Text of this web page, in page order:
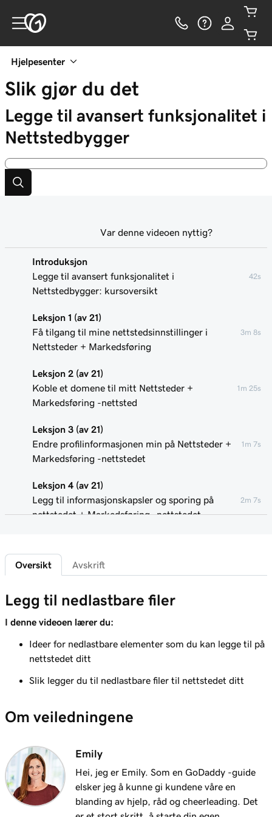
Hjelpesenter
Slik gjør du det
Legge til avansert funksjonalitet i
Nettstedbygger
Introduksjon
Legge til avansert funksjonalitet i
Nettstedbygger: kursoversikt
42s
Leksjon 1 (av 21)
Få tilgang til mine nettstedsinnstillinger i
Nettsteder + Markedsføring
3m 8s
Leksjon 2 (av 21)
Koble et domene til mitt Nettsteder +
Markedsføring -nettsted
1m 25s
Leksjon 3 (av 21)
Endre profilinformasjonen min på Nettsteder +
Markedsføring -nettstedet
1m 7s
Leksjon 4 (av 21)
Legg til informasjonskapsler og sporing på
nettstedet + Markedsføring -nettstedet
2m 7s
Legg til en personvernerklæring
Legg til et favicon på Nettsteder +
Markedsføring -nettstedet mitt
Leksjon 7 (av 21)
1m 1s
Leksjon 8 (av 21)
Leksjon 9 (av 21)
Leksjon 10 (av 21)
Legg til en Google -kalender på nettstedet
ditt
2m 20s
Var denne videoen nyttig?
Oversikt Avskrift
Legg til nedlastbare filer
I denne videoen lærer du:
Ideer for nedlastbare elementer som du kan legge til på
nettstedet ditt
Slik legger du til nedlastbare filer til nettstedet ditt
Om veiledningene
Emily
Hei, jeg er Emily. Som en GoDaddy -guide
elsker jeg å kunne gi kundene våre en
blanding av hjelp, råd og cheerleading. Det